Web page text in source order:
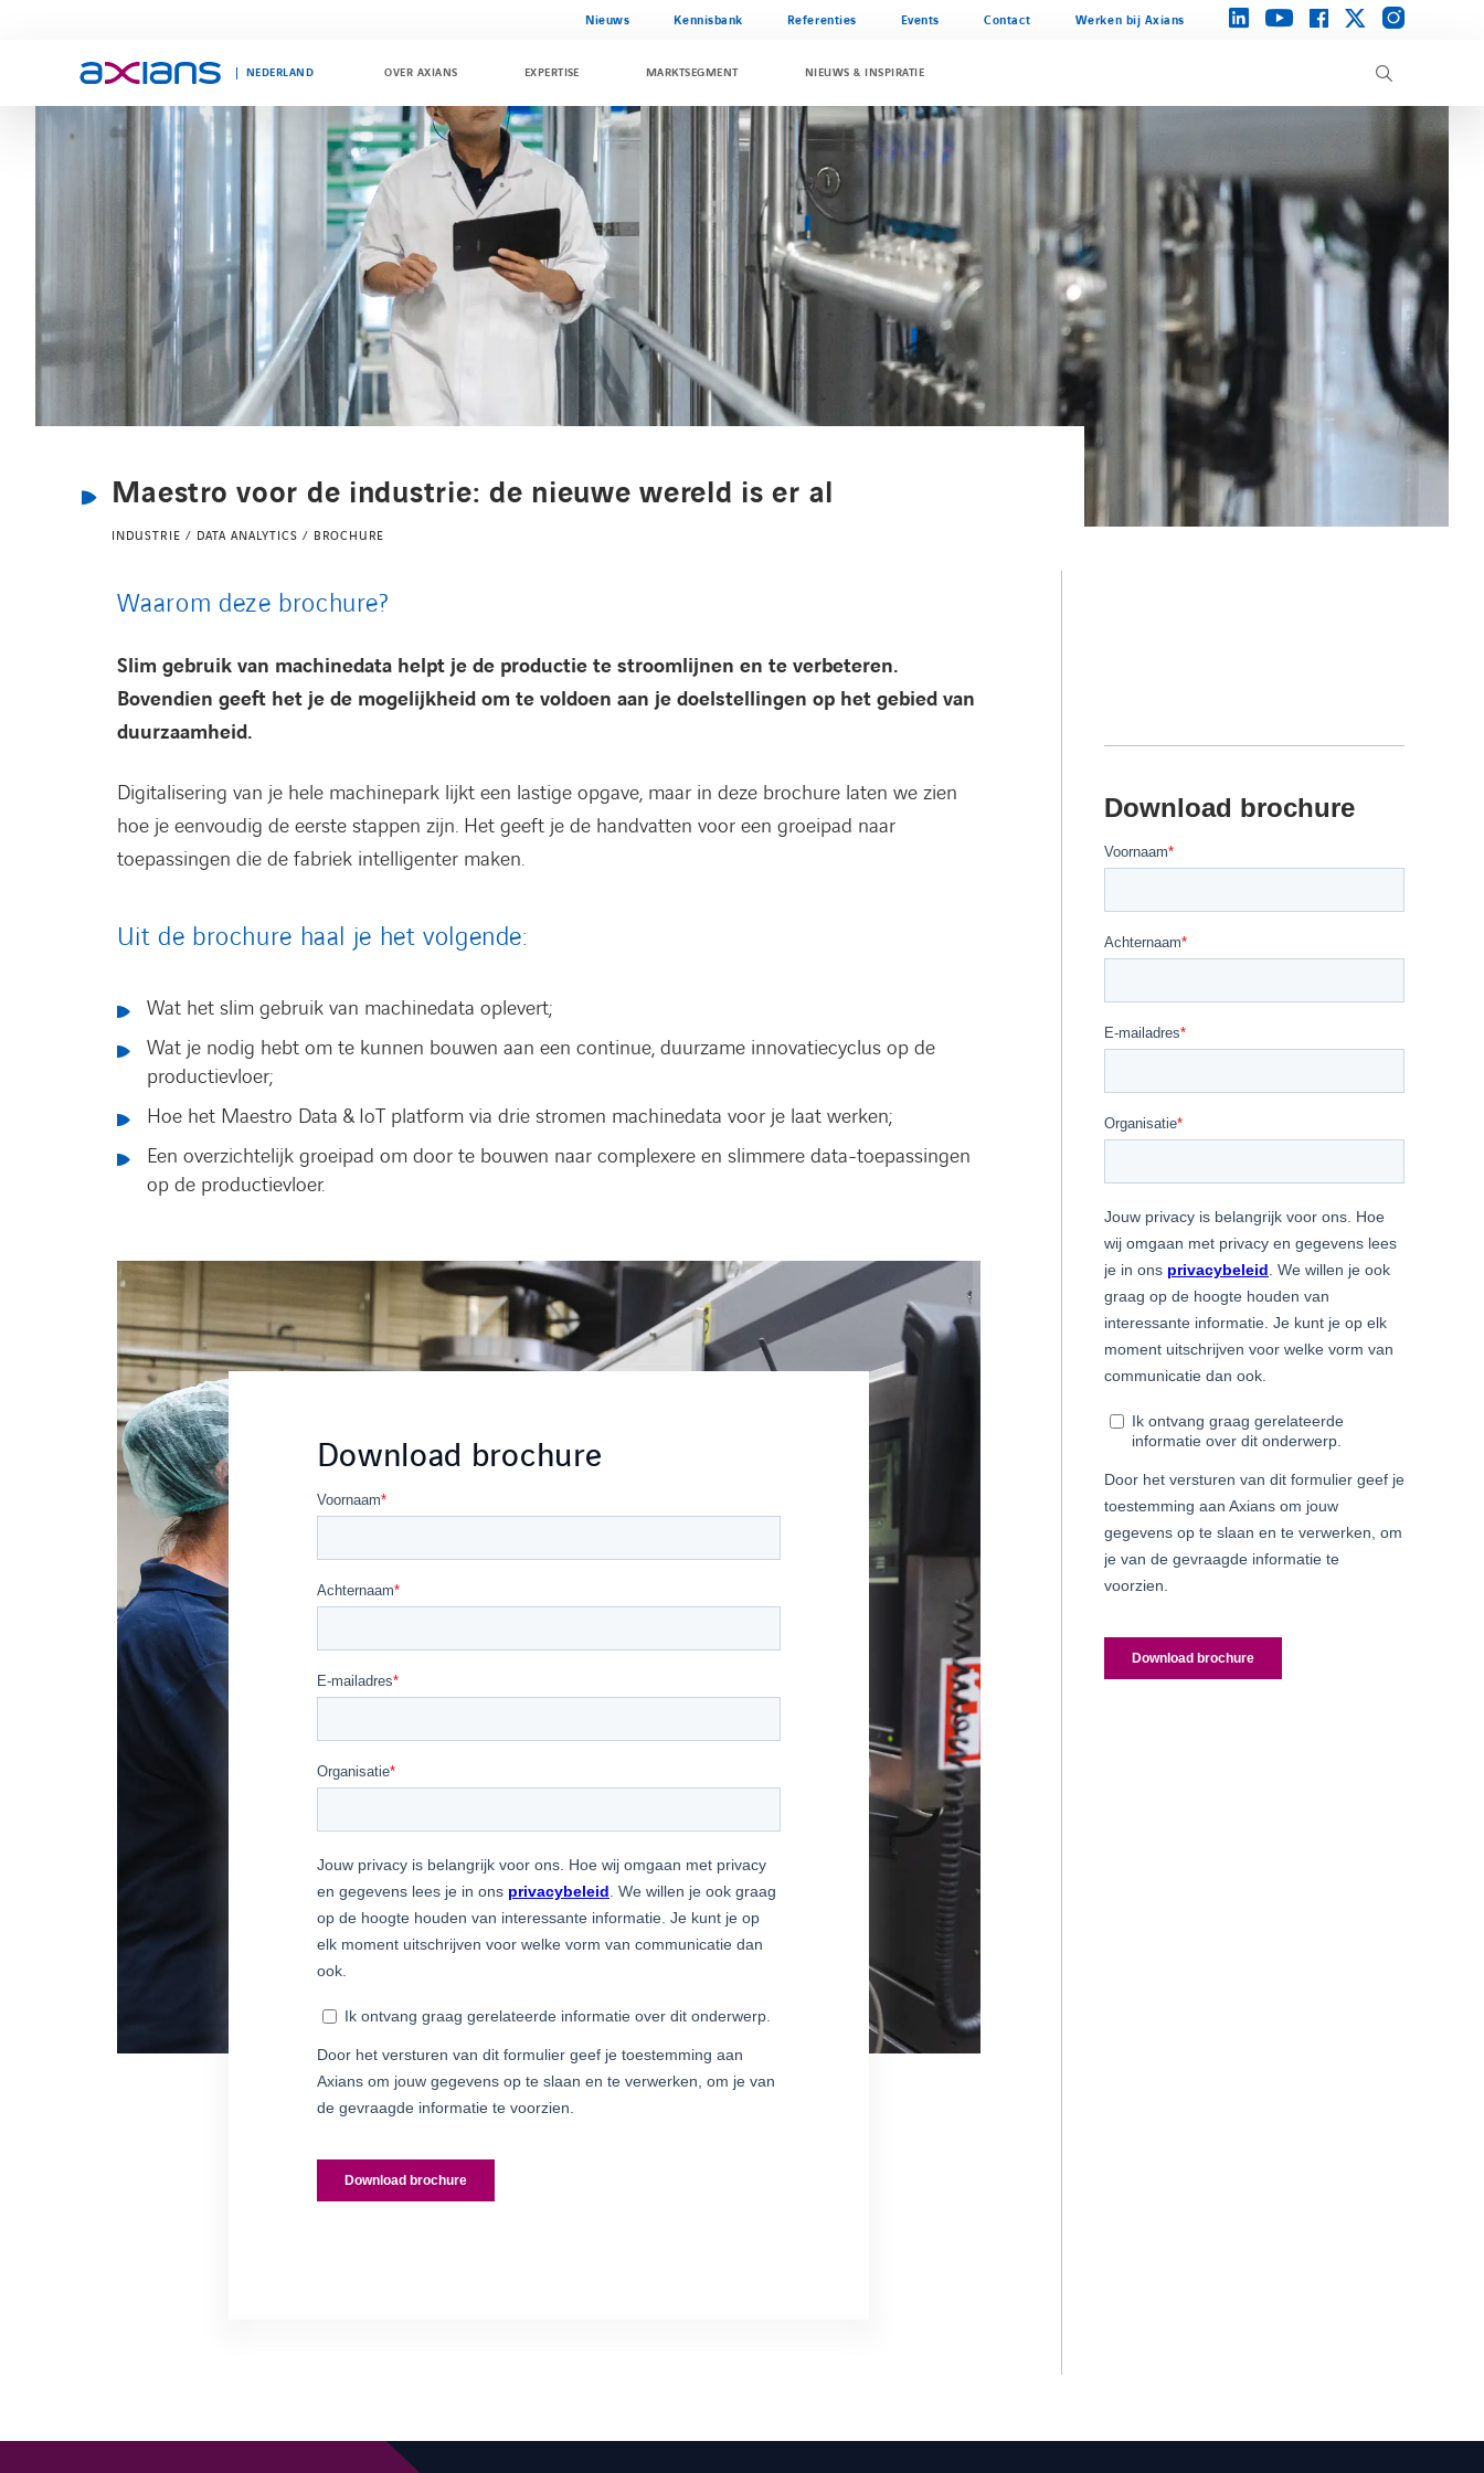
Nieuws Kennisbank Referenties Events Contact Werken bij Axians linkedinyoutubefacebooktwitterinstagram
NEDERLAND OVER AXIANS EXPERTISE MARKTSEGMENT NIEUWS & INSPIRATIE
Maestro voor de industrie: de nieuwe wereld is er al
INDUSTRIE / DATA ANALYTICS / BROCHURE
Download brochure
Waarom deze brochure?
Slim gebruik van machinedata helpt je de productie te stroomlijnen en te verbeteren.
Bovendien geeft het je de mogelijkheid om te voldoen aan je doelstellingen op het gebied van
duurzaamheid.
Digitalisering van je hele machinepark lijkt een lastige opgave, maar in deze brochure laten we zien
hoe je eenvoudig de eerste stappen zijn. Het geeft je de handvatten voor een groeipad naar
toepassingen die de fabriek intelligenter maken.
Uit de brochure haal je het volgende:
Wat het slim gebruik van machinedata oplevert;
Wat je nodig hebt om te kunnen bouwen aan een continue, duurzame innovatiecyclus op de
productievloer;
Hoe het Maestro Data & IoT platform via drie stromen machinedata voor je laat werken;
Een overzichtelijk groeipad om door te bouwen naar complexere en slimmere data-toepassingen
op de productievloer.
Download brochure